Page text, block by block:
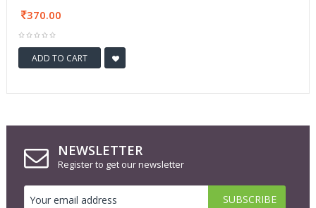
370.00
ADD TO CART
NEWSLETTER
Register to get our newsletter